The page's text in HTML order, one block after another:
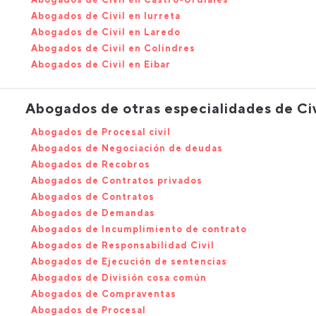
Abogados de Civil en Iurreta
Abogados de Civil en Laredo
Abogados de Civil en Colindres
Abogados de Civil en Eibar
Abogados de otras especialidades de
Abogados de Procesal civil
Abogados de Negociación de deudas
Abogados de Recobros
Abogados de Contratos privados
Abogados de Contratos
Abogados de Demandas
Abogados de Incumplimiento de contrato
Abogados de Responsabilidad Civil
Abogados de Ejecución de sentencias
Abogados de División cosa común
Abogados de Compraventas
Abogados de Procesal